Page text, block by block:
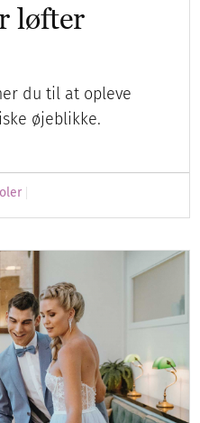
løfter
du til at opleve
øjeblikke.